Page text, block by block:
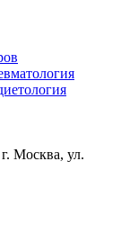
Москва, ул.